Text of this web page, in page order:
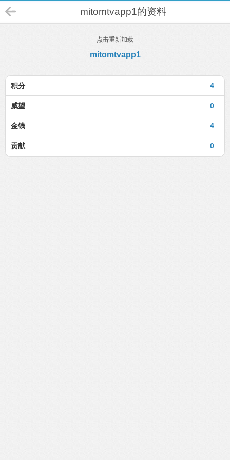
mitomtvapp1的资料
点击重新加载
mitomtvapp1
4
积分
0
威望
4
金钱
0
贡献